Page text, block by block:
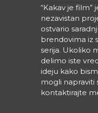
“Kakav je
nezavistan
ostvario
brendovima iz
serija. Ukoliko
delimo iste
ideju kako
mogli napraviti
kontaktirajte